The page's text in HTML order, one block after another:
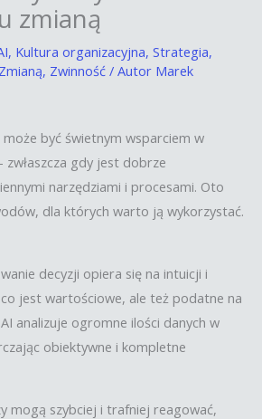
zmianą
, Kultura organizacyjna, Strategia,
, Zwinność / Autor Marek
być świetnym wsparciem w
zwłaszcza gdy jest dobrze
narzędziami i procesami. Oto
dla których warto ją wykorzystać.
decyzji opiera się na intuicji i
jest wartościowe, ale też podatne na
analizuje ogromne ilości danych w
obiektywne i kompletne
mogą szybciej i trafniej reagować,